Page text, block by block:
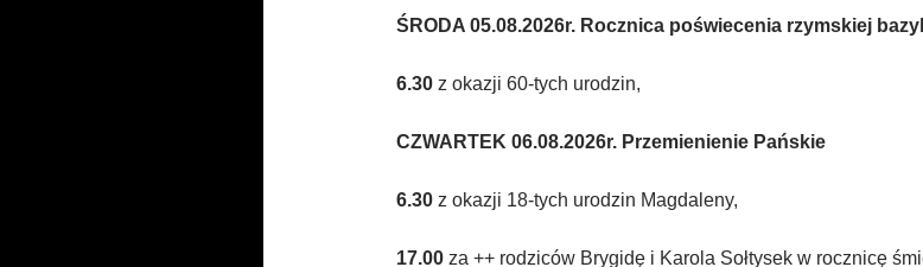
ŚRODA 05.08.2026r. Rocznica poświecenia rzymskiej
6.30 z okazji 60-tych urodzin,
CZWARTEK 06.08.2026r. Przemienienie Pańskie
6.30 z okazji 18-tych urodzin Magdaleny,
17.00 za ++ rodziców Brygidę i Karola Sołtysek w rocznicę